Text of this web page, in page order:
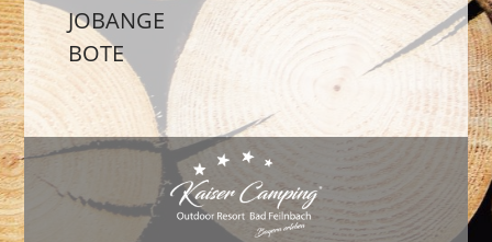
JOBANGE
BOTE